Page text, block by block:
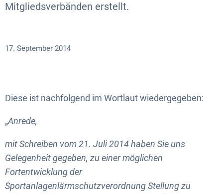
Mitgliedsverbänden erstellt.
17. September 2014
Diese ist nachfolgend im Wortlaut wiedergegeben:
„Anrede,
mit Schreiben vom 21. Juli 2014 haben Sie uns
Gelegenheit gegeben, zu einer möglichen
Fortentwicklung der
Sportanlagenlärmschutzverordnung Stellung zu